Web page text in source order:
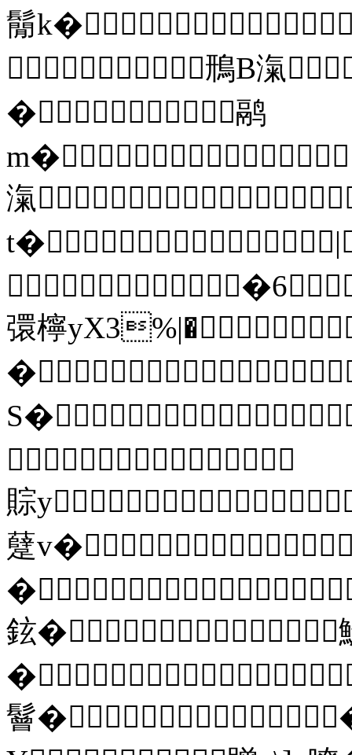
鬜
鳽B滊
�鹝
滊
彋檸

賩
躠
鉉�
鬙